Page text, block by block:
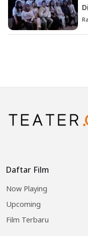
Daftar Film
Now Playing
Upcoming
Film Terbaru